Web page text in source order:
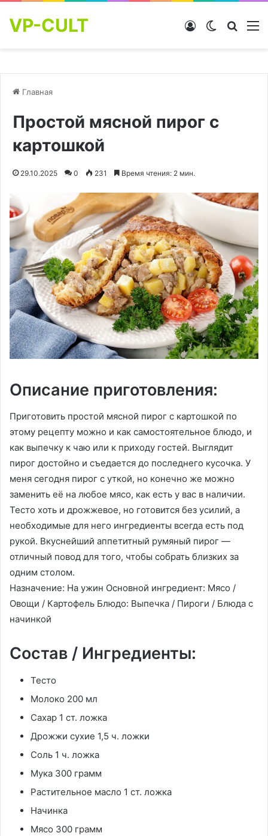
VP-CULT Switch skin
Войти
Главная
Простой мясной пирог с
картошкой
29.10.2025 0 231 Время чтения: 2 мин.
Описание приготовления:
Приготовить простой мясной пирог с картошкой по
этому рецепту можно и как самостоятельное блюдо, и
как выпечку к чаю или к приходу гостей. Выглядит
пирог достойно и съедается до последнего кусочка. У
меня сегодня пирог с уткой, но конечно же можно
заменить её на любое мясо, как есть у вас в наличии.
Тесто хоть и дрожжевое, но готовится без усилий, а
необходимые для него ингредиенты всегда есть под
рукой. Вкуснейший аппетитный румяный пирог —
отличный повод для того, чтобы собрать близких за
одним столом.
Назначение: На ужин Основной ингредиент: Мясо /
Овощи / Картофель Блюдо: Выпечка / Пироги / Блюда с
начинкой
Состав / Ингредиенты:
Тесто
Молоко 200 мл
Сахар 1 ст. ложка
Дрожжи сухие 1,5 ч. ложки
Соль 1 ч. ложка
Мука 300 грамм
Растительное масло 1 ст. ложка
Начинка
Мясо 300 грамм